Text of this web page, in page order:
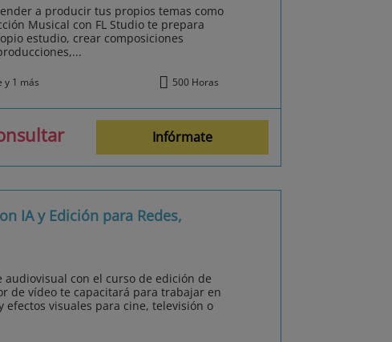
a producir tus propios temas como
Musical con FL Studio te prepara
estudio, crear composiciones
y 1 más 500 Horas
Infórmate
IA y Edición para Redes,
con el curso de edición de
de vídeo te capacitará para trabajar en
visuales para cine, televisión o